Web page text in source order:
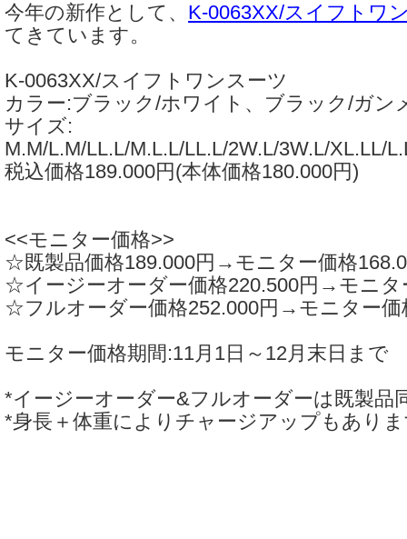
今年の新作として、 K-0063XX/スイフトワ
てきています。
K-0063XX/スイフトワンスーツ
カラー:ブラック/ホワイト、ブラック/ガン
サイズ:
M.M/L.M/LL.L/M.L.L/LL.L/2W.L/3W.L/XL.LL/
税込価格189.000円(本体価格180.000円)
<<モニター価格>>
☆既製品価格189.000円→モニター価格
☆イージーオーダー価格220.500円→モニタ
☆フルオーダー価格252.000円→モニター価
モニター価格期間:11月1日～12月末日まで
*イージーオーダー&フルオーダーは既製品
*身長＋体重によりチャージアップもあり